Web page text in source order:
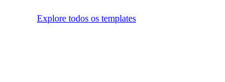
Explore todos os templates